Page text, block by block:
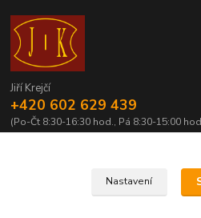
Jiří Krejčí
+420 602 629 439
(Po-Čt 8:30-16:30 hod., Pá 8:30-15:00
Nastavení